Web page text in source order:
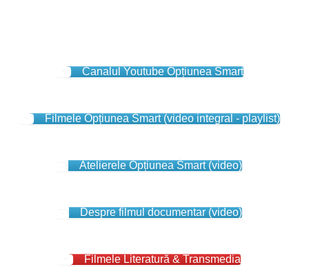
Canalul Youtube Opțiunea Smart
Filmele Opțiunea Smart (video integral - playlist)
Atelierele Opțiunea Smart (video)
Despre filmul documentar (video)
Filmele Literatură & Transmedia